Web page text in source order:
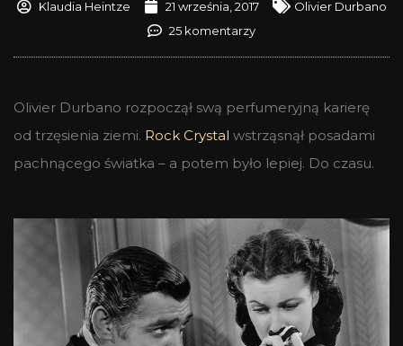
Klaudia Heintze 21 września, 2017
Olivier Durbano
25 komentarzy
Olivier Durbano rozpoczął swą perfumeryjną karierę
od trzęsienia ziemi. Rock Crystal wstrząsnął posadami
pachnącego światka – a potem było lepiej. Do czasu.